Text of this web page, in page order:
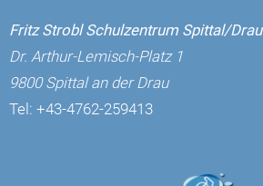
Fritz Strobl Schulzentrum Spittal/Drau
Dr. Arthur-Lemisch-Platz 1
9800 Spittal an der Drau
Tel: +43-4762-259413